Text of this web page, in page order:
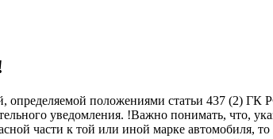
положениями статьи 437 (2) ГК
уведомления. !Важно понимать,
части к той или иной марке автомобиля, то